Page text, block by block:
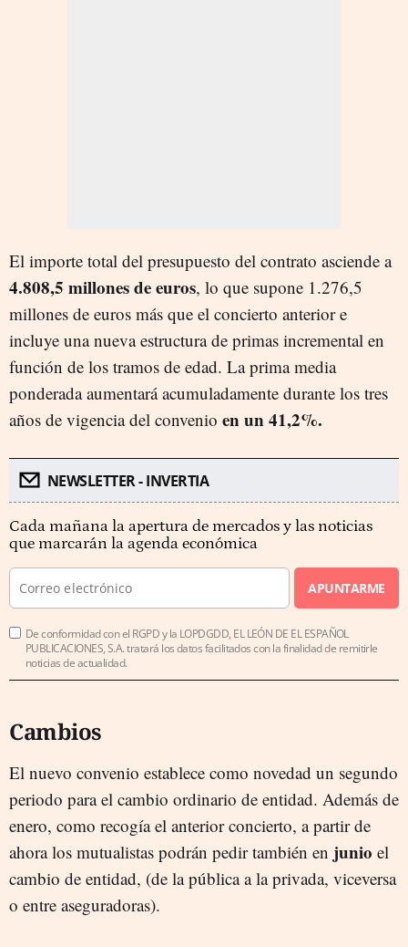
El importe total del presupuesto del contrato asciende a
4.808,5 millones de euros, lo que supone 1.276,5
millones de euros más que el concierto anterior e
incluye una nueva estructura de primas incremental en
función de los tramos de edad. La prima media
ponderada aumentará acumuladamente durante los tres
años de vigencia del convenio en un 41,2%.
NEWSLETTER - INVERTIA
Cada mañana la apertura de mercados y las noticias
que marcarán la agenda económica
APUNTARME
De conformidad con el RGPD y la LOPDGDD, EL LEÓN DE EL ESPAÑOL
PUBLICACIONES, S.A. tratará los datos facilitados con la finalidad de remitirle
noticias de actualidad.
Cambios
El nuevo convenio establece como novedad un segundo
periodo para el cambio ordinario de entidad. Además de
enero, como recogía el anterior concierto, a partir de
ahora los mutualistas podrán pedir también en junio el
cambio de entidad, (de la pública a la privada, viceversa
o entre aseguradoras).